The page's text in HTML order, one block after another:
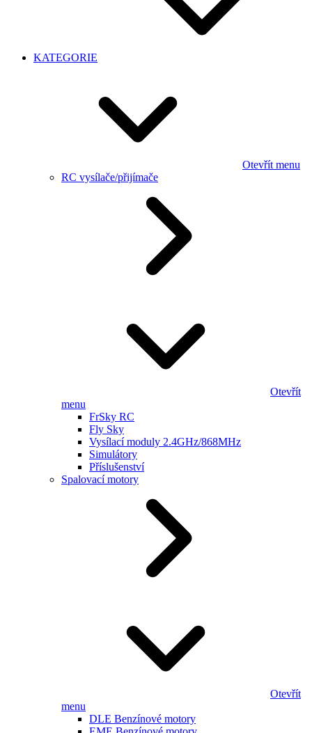
KATEGORIE
Otevřít menu
RC vysílače/přijímače
Otevřít
menu
FrSky RC
Fly Sky
Vysílací moduly 2.4GHz/868MHz
Simulátory
Příslušenství
Spalovací motory
Otevřít
menu
DLE Benzínové motory